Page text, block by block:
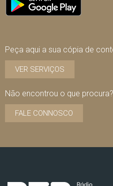
Peça aqui a sua cópia de
VER SERVIÇOS
Não encontrou o que procura?
FALE CONNOSCO